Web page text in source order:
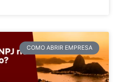
COMO ABRIR EMPRESA